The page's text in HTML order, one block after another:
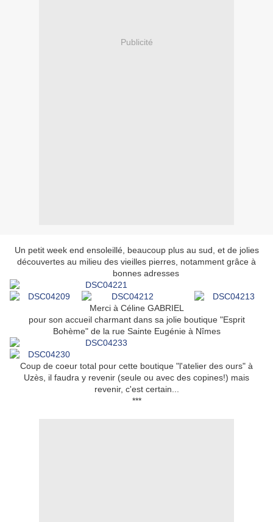
Publicité
Un petit week end ensoleillé, beaucoup plus au sud, et de jolies
découvertes au milieu des vieilles pierres, notamment grâce à
bonnes adresses
Merci à Céline GABRIEL
pour son accueil charmant dans sa jolie boutique "Esprit
Bohème" de la rue Sainte Eugénie à Nîmes
Coup de coeur total pour cette boutique "l'atelier des ours" à
Uzès, il faudra y revenir (seule ou avec des copines!) mais
revenir, c'est certain...
***